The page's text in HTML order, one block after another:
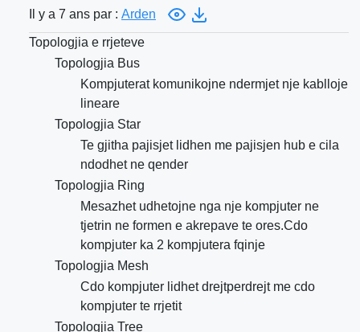
Il y a 7 ans par : Arden
Topologjia e rrjeteve
Topologjia Bus
Kompjuterat komunikojne ndermjet nje kablloje
lineare
Topologjia Star
Te gjitha pajisjet lidhen me pajisjen hub e cila
ndodhet ne qender
Topologjia Ring
Mesazhet udhetojne nga nje kompjuter ne
tjetrin ne formen e akrepave te ores.Cdo
kompjuter ka 2 kompjutera fqinje
Topologjia Mesh
Cdo kompjuter lidhet drejtperdrejt me cdo
kompjuter te rrjetit
Topologjia Tree